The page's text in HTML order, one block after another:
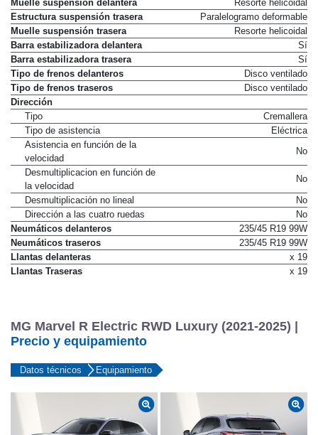
Muelle suspensión delantera
Resorte helicoidal
Estructura suspensión trasera
Paralelogramo deformable
Muelle suspensión trasera
Resorte helicoidal
Barra estabilizadora delantera
Sí
Barra estabilizadora trasera
Sí
Tipo de frenos delanteros
Disco ventilado
Tipo de frenos traseros
Disco ventilado
Dirección
Tipo
Cremallera
Tipo de asistencia
Eléctrica
Asistencia en función de la
velocidad
No
Desmultiplicacion en función de
la velocidad
No
Desmultiplicación no lineal
No
Dirección a las cuatro ruedas
No
Neumáticos delanteros
235/45 R19 99W
Neumáticos traseros
235/45 R19 99W
Llantas delanteras
x 19
Llantas Traseras
x 19
MG Marvel R Electric RWD Luxury (2021-2025) |
Precio y equipamiento
Datos técnicos Equipamiento